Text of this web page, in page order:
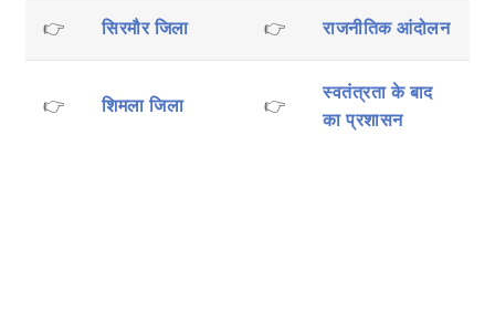
👉 सिरमौर जिला 👉 राजनीतिक आंदोलन
👉 शिमला जिला 👉
स्वतंत्रता के बाद
का प्रशासन